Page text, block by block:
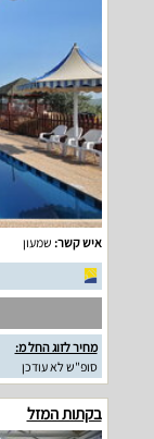
איש קשר: שמעון
מחיר לזוג החל מ:
סופ"ש לא עודכן
בקתות המזל